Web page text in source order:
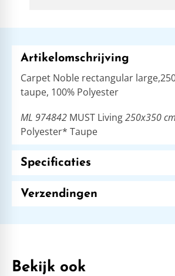
Artikelomschrijving
Carpet Noble rectangular
taupe, 100% Polyester
ML 974842 MUST Living250x350 cm
Polyester* Taupe
Specificaties
Verzendingen
Bekijk ook